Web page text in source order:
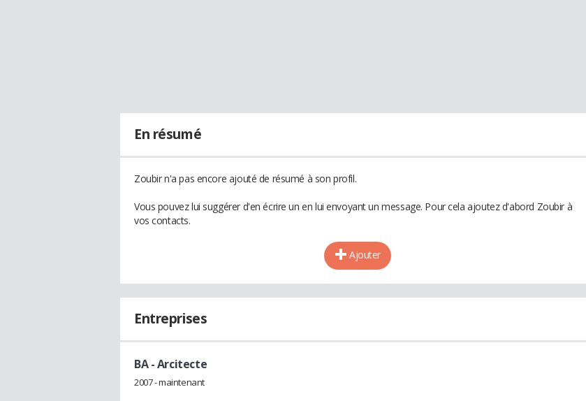
En résumé
Zoubir n'a pas encore ajouté de résumé à son profil.
Vous pouvez lui suggérer d'en écrire un en lui envoyant un message. Pour cela ajoutez d'abord Zoubir à
vos contacts.
Ajouter
Entreprises
BA- Arcitecte
2007 - maintenant